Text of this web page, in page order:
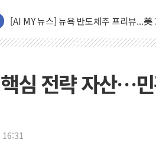
[AI MY 뉴스] 뉴욕 반도체주 프리뷰...
뉴욕증시 프리뷰, 美 고용 쇼크에 금리
[사진] 이슬람 수니파 3개국, 공동방위
뉴욕증시 개장 전 특징주...아틀라시안
심 전략 자산…